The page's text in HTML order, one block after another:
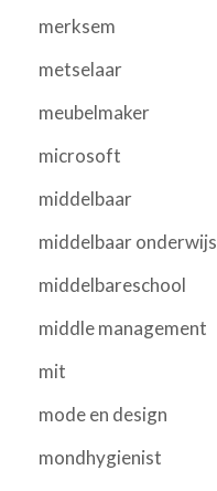
merksem
metselaar
meubelmaker
microsoft
middelbaar
middelbaar onderwijs
middelbareschool
middle management
mit
mode en design
mondhygienist